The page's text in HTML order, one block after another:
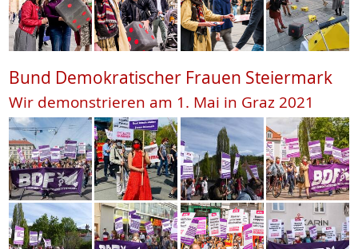
Bund Demokratischer Frauen Steiermark
Wir demonstrieren am 1. Mai in Graz 2021